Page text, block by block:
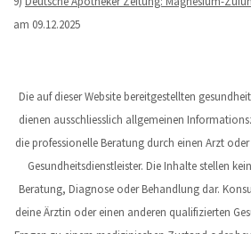
am 09.12.2025
Die auf dieser Website bereitgestellten
dienen ausschliesslich allgemeinen
die professionelle Beratung durch einen Arzt
Gesundheitsdienstleister. Die Inhalte stellen
Beratung, Diagnose oder Behandlung dar.
deine Ärztin oder einen anderen qualifizierten